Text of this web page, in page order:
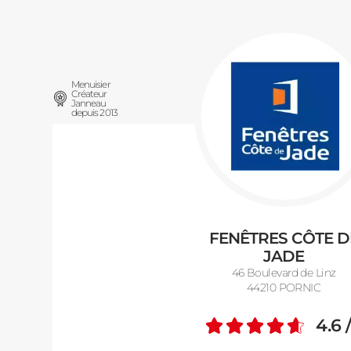
FENÊTRES CÔTE
JADE
46 Boulevard de Linz
44210 PORNIC
Menuisier
Créateur
Janneau
depuis 2013
Note
4.6